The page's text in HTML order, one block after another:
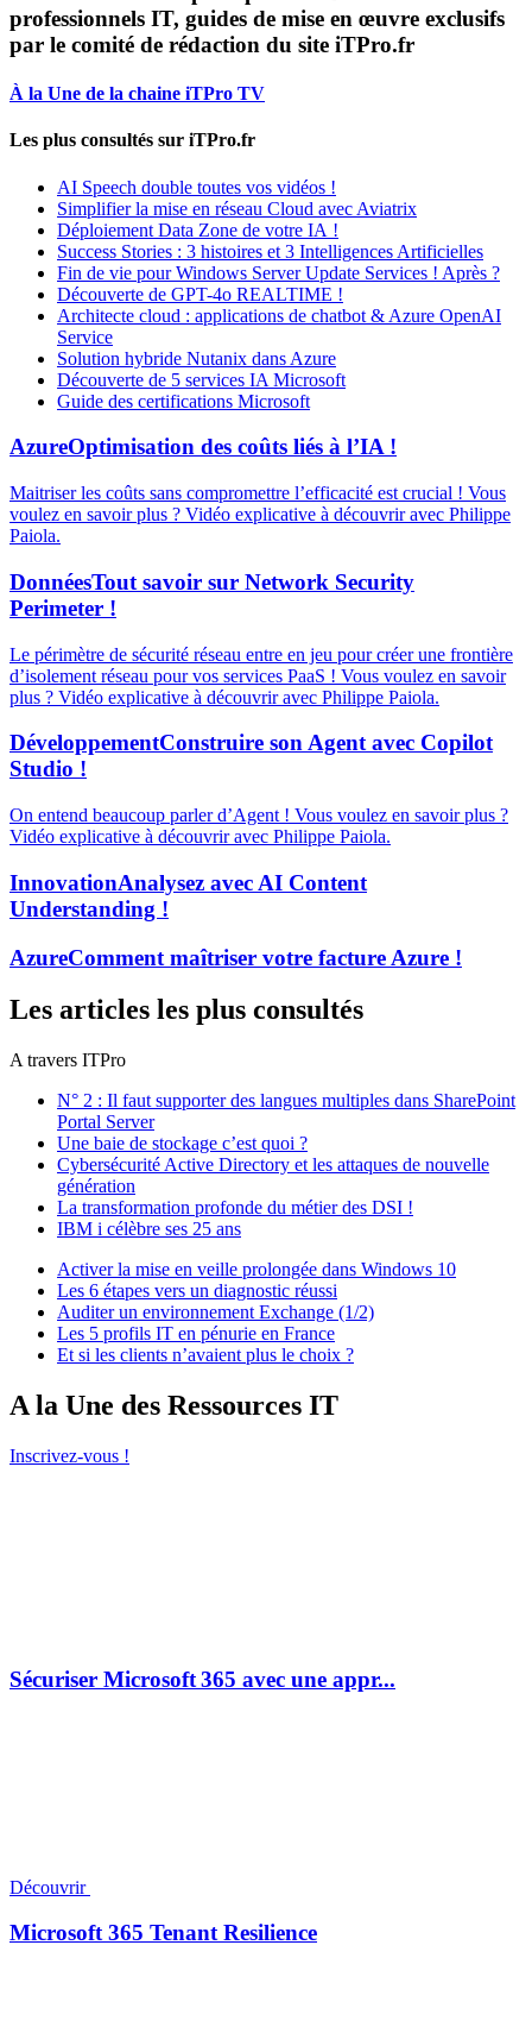
professionnels IT, guides de mise en œuvre exclusifs
par le comité de rédaction du site iTPro.fr
À la Une de la chaine iTPro TV
Les plus consultés sur iTPro.fr
AI Speech double toutes vos vidéos !
Simplifier la mise en réseau Cloud avec Aviatrix
Déploiement Data Zone de votre IA !
Success Stories : 3 histoires et 3 Intelligences Artificielles
Fin de vie pour Windows Server Update Services ! Après ?
Découverte de GPT-4o REALTIME !
Architecte cloud : applications de chatbot & Azure OpenAI
Service
Solution hybride Nutanix dans Azure
Découverte de 5 services IA Microsoft
Guide des certifications Microsoft
AzureOptimisation des coûts liés à l’IA !
Maitriser les coûts sans compromettre l’efficacité est crucial ! Vous
voulez en savoir plus ? Vidéo explicative à découvrir avec Philippe
Paiola.
DonnéesTout savoir sur Network Security
Perimeter !
Le périmètre de sécurité réseau entre en jeu pour créer une frontière
d’isolement réseau pour vos services PaaS ! Vous voulez en savoir
plus ? Vidéo explicative à découvrir avec Philippe Paiola.
DéveloppementConstruire son Agent avec Copilot
Studio !
On entend beaucoup parler d’Agent ! Vous voulez en savoir plus ?
Vidéo explicative à découvrir avec Philippe Paiola.
InnovationAnalysez avec AI Content
Understanding !
AzureComment maîtriser votre facture Azure !
Les articles les plus consultés
A travers ITPro
N° 2 : Il faut supporter des langues multiples dans SharePoint
Portal Server
Une baie de stockage c’est quoi ?
Cybersécurité Active Directory et les attaques de nouvelle
génération
La transformation profonde du métier des DSI !
IBM i célèbre ses 25 ans
Activer la mise en veille prolongée dans Windows 10
Les 6 étapes vers un diagnostic réussi
Auditer un environnement Exchange (1/2)
Les 5 profils IT en pénurie en France
Et si les clients n’avaient plus le choix ?
A la Une des Ressources IT
Inscrivez-vous !
Sécuriser Microsoft 365 avec une appr...
Découvrir
Microsoft 365 Tenant Resilience